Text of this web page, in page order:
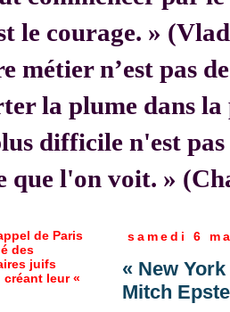
le courage. »
métier n’est pas
la plume dans
difficile n'est
que l'on voit. »
samedi 6
« New
Mitch
de Paris
des
juifs
leur «